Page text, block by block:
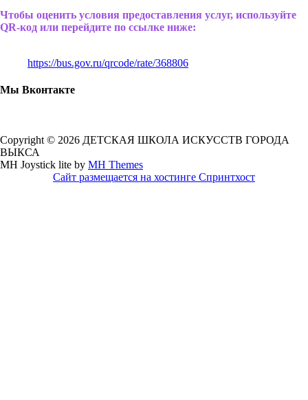
Чтобы оценить условия предоставления услуг, используйте
QR-код или перейдите по ссылке ниже:
https://bus.gov.ru/qrcode/rate/368806
Мы Вконтакте
Copyright © 2026 ДЕТСКАЯ ШКОЛА ИСКУССТВ ГОРОДА
ВЫКСА
MH Joystick lite by MH Themes
Сайт размещается на хостинге Спринтхост